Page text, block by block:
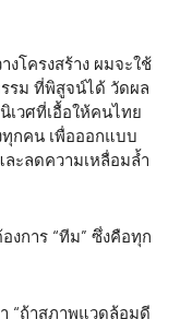
งโครงสร้าง ผมจะใช้
รม ที่พิสูจน์ได้ วัดผล
เวศที่เอื้อให้คนไทย
ทุกคน เพื่อออกแบบ
ะลดความเหลื่อมล้ำ
งการ “ทีม” ซึ่งคือทุก
“ถ้าสภาพแวดล้อมดี